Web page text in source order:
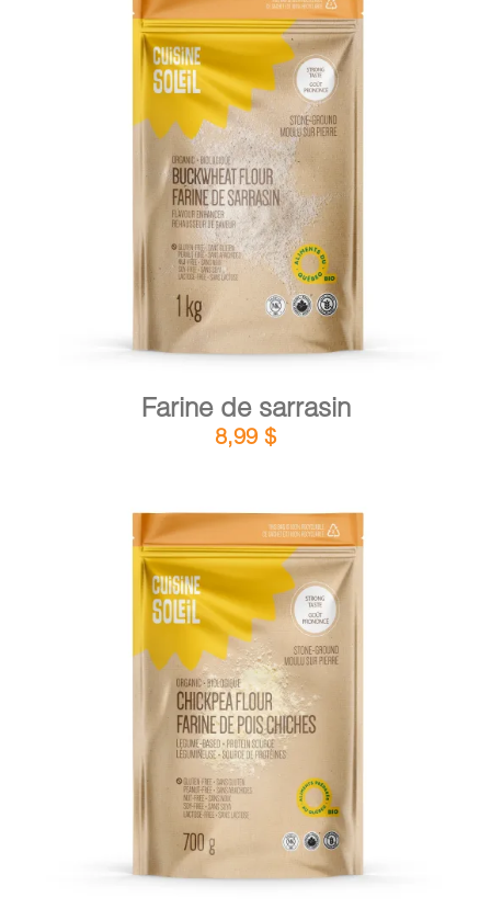
AJOUTER AU PANIER / DÉTAILS
Farine de sarrasin
8,99 $
AJOUTER AU PANIER DÉTAILS